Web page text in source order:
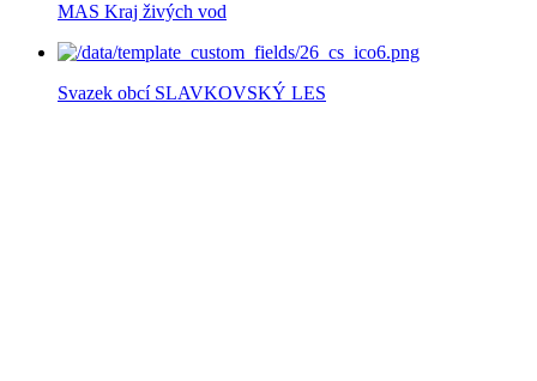
MAS Kraj živých vod
Svazek obcí SLAVKOVSKÝ LES